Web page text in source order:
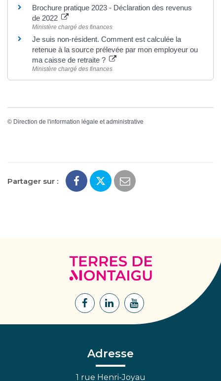
Brochure pratique 2023 - Déclaration des revenus
de 2022
Ministère chargé des finances
Je suis non-résident. Comment est calculée la
retenue à la source prélevée par mon employeur ou
ma caisse de retraite ?
Ministère chargé des finances
© Direction de l'information légale et administrative
Partager sur :
Terres
de
Montaigu
Lien
Facebook
Lien
Lien
Adresse
1 rue Henri-Joyau